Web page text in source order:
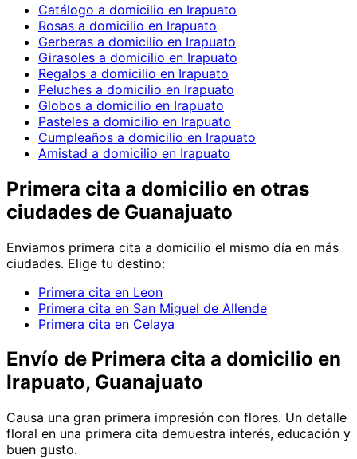
Catálogo a domicilio en Irapuato
Rosas a domicilio en Irapuato
Gerberas a domicilio en Irapuato
Girasoles a domicilio en Irapuato
Regalos a domicilio en Irapuato
Peluches a domicilio en Irapuato
Globos a domicilio en Irapuato
Pasteles a domicilio en Irapuato
Cumpleaños a domicilio en Irapuato
Amistad a domicilio en Irapuato
Primera cita a domicilio en otras
ciudades de Guanajuato
Enviamos primera cita a domicilio el mismo día en más
ciudades. Elige tu destino:
Primera cita en Leon
Primera cita en San Miguel de Allende
Primera cita en Celaya
Envío de Primera cita a domicilio en
Irapuato, Guanajuato
Causa una gran primera impresión con flores. Un detalle
floral en una primera cita demuestra interés, educación y
buen gusto.